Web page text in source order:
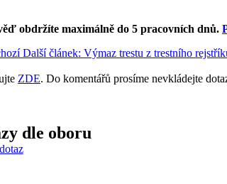
obdržíte maximálně do 5 pracovních dnů.
Další článek: Výmaz trestu z trestního
ZDE. Do komentářů prosíme nevkládejte
dle oboru